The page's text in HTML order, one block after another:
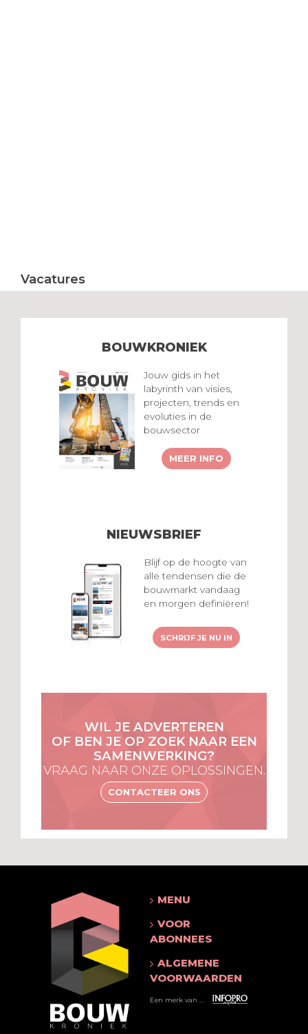
Vacatures
BOUWKRONIEK
Jouw gids in het
labyrinth van visies,
projecten, trends en
evoluties in de
bouwsector
MEER INFO
NIEUWSBRIEF
Blijf op de hoogte van
alle tendensen die de
bouwmarkt vandaag
en morgen definiëren!
SCHRIJF JE NU IN
WIL JE ADVERTEREN
OF BEN JE OP ZOEK NAAR EEN
SAMENWERKING?
VRAAG NAAR ONZE OPLOSSINGEN.
CONTACTEER ONS
MENU
VOOR
ABONNEES
ALGEMENE
VOORWAARDEN
Een merk van ...